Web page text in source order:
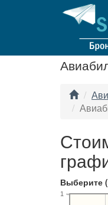
Выберите
1